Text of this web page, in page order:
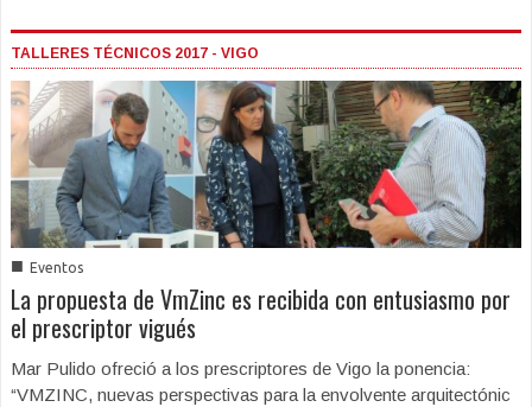
TALLERES TÉCNICOS 2017 - VIGO
■ Eventos
La propuesta de VmZinc es recibida con entusiasmo por
el prescriptor vigués
Mar Pulido ofreció a los prescriptores de Vigo la ponencia:
“VMZINC, nuevas perspectivas para la envolvente arquitectónic